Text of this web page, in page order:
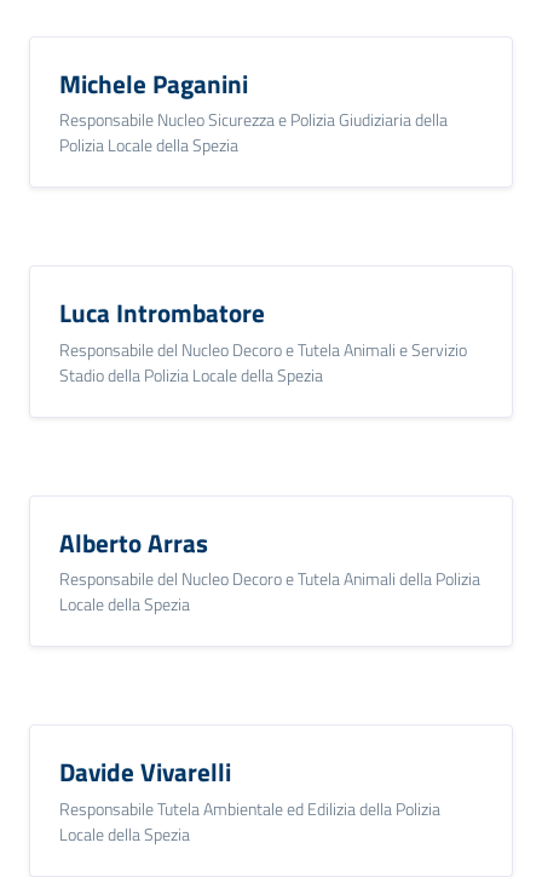
Michele Paganini
Responsabile Nucleo Sicurezza e Polizia Giudiziaria della
Polizia Locale della Spezia
Luca Intrombatore
Responsabile del Nucleo Decoro e Tutela Animali e Servizio
Stadio della Polizia Locale della Spezia
Alberto Arras
Responsabile del Nucleo Decoro e Tutela Animali della Polizia
Locale della Spezia
Davide Vivarelli
Responsabile Tutela Ambientale ed Edilizia della Polizia
Locale della Spezia